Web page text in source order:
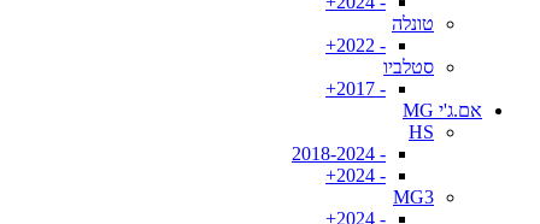
טונלה
- 2022+
סטלביו
- 2017+
אם.ג'י MG
HS
- 2018-2024
- 2024+
MG3
- 2024+